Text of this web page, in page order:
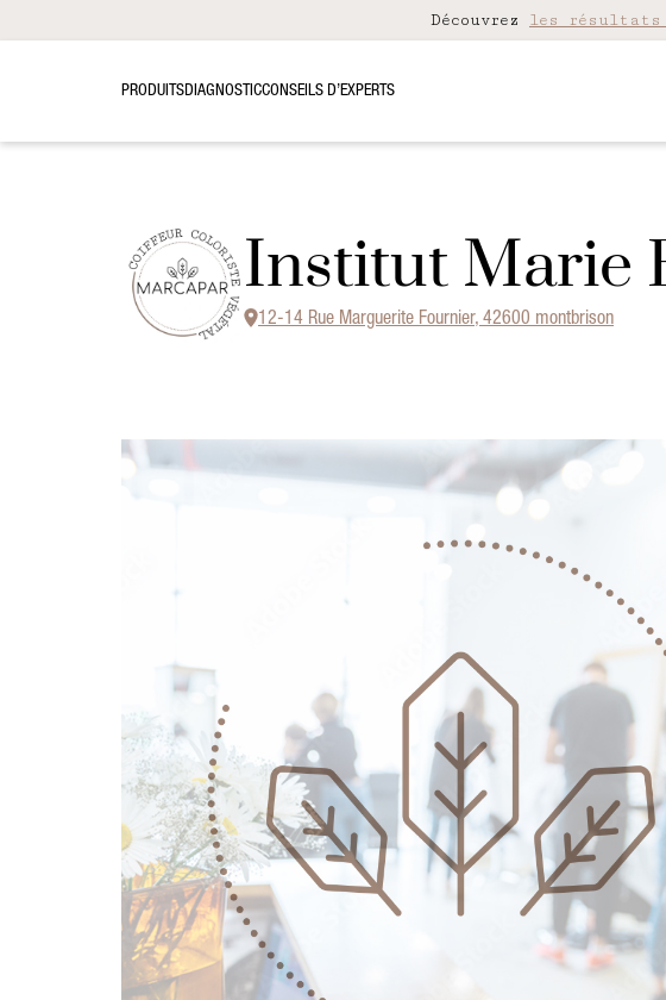
Découvrez les résultats
PRODUITSDIAGNOSTICCONSEILS D’EXPERTS
Institut Marie
12-14 Rue Marguerite Fournier, 42600 montbrison